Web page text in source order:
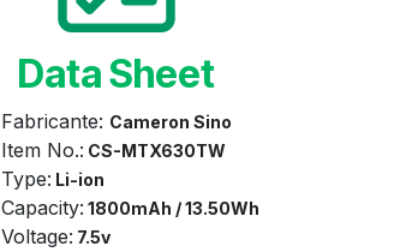
Data Sheet
Fabricante: Cameron Sino
Item No.: CS-MTX630TW
Type: Li-ion
Capacity: 1800mAh / 13.50Wh
Voltage: 7.5v